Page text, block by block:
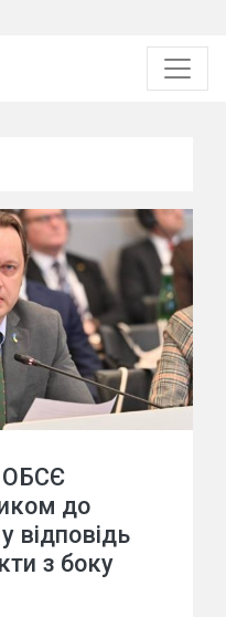
ОБСЄ
до
відповідь
з боку